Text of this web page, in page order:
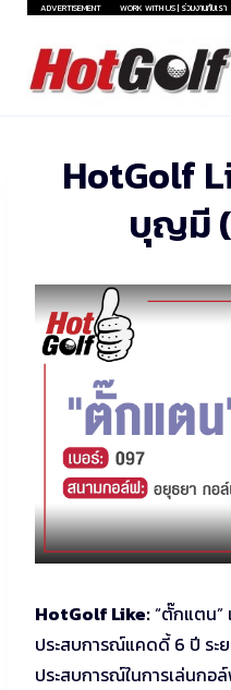
Skip
content
ADVERTISEMENT WORK WITH US | ร่วมงานกับเรา
HotGolf
บุญมี
HotGolf Like:“ตั๊กแตน
ประสบการณ์แคดดี้ 6 ปี ระ
ประสบการณ์ในการเล่นกอ